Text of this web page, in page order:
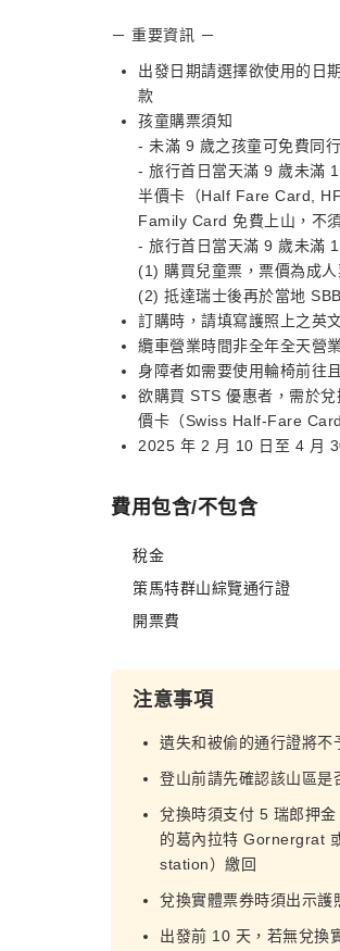
－ 重要資訊 －
出發日期請選擇欲使用的日
款
孩童購票須知
- 未滿 9 歲之孩童可免費同
- 旅行首日當天滿 9 歲未滿
半價卡（Half Fare Card,
Family Card 免費上山，不
- 旅行首日當天滿 9 歲未滿
(1) 購買兒童票，票價為成
(2) 抵達瑞士後再於當地
訂購時，請填寫護照上之英
纜車營業時間非全年全天營
身障者如需要使用輪椅前往
欲購買 STS 優惠者，需於
價卡（Swiss Half-Fare
2025 年 2 月 10 日至 4 月
費用包含/不包含
稅金
策馬特群山綜覽通行證
開票費
注意事項
遺失和被偷的通行證將不
登山前請先確認該山區是
兌換時須支付 5 瑞郎押
的葛內拉特 Gornergrat
station）繳回
兌換實體票券時須出示護
出發前 10 天，若無兌換